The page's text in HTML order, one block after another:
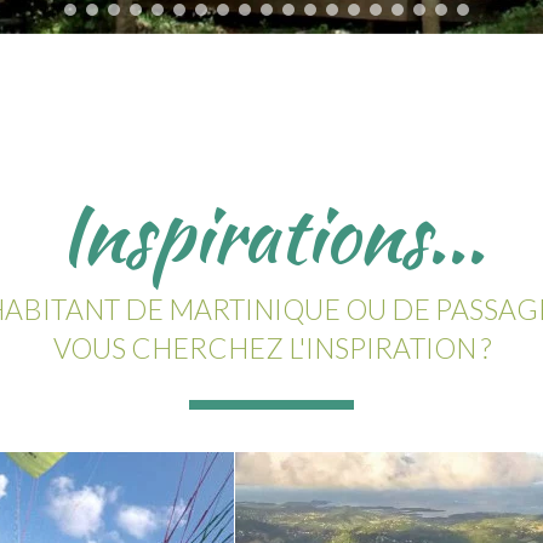
Inspirations...
DE MARTINIQUE OU DE
VOUS CHERCHEZ L'INSPIRATION ?